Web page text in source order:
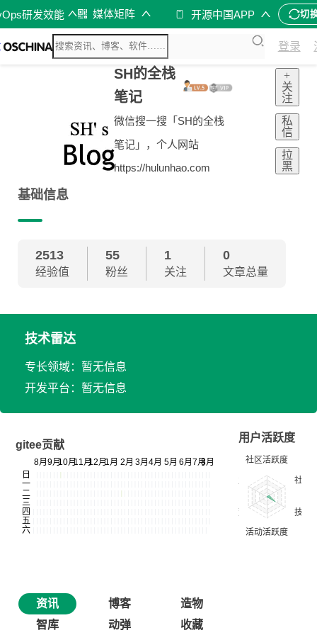
研发效能 媒体矩阵 开源中国APP 切
登录
SH的全栈
笔记
微信搜一搜「SH的全栈
笔记」，个人网站
https://hulunhao.com
+
关
注
私
信
拉
黑
基础信息
2513
经验值
55
粉丝
1
关注
0
文章总量
技术雷达
专长领域：暂无信息
开发平台：暂无信息
gitee贡献
用户活跃度
资讯 博客
造物
智库
动弹 收藏